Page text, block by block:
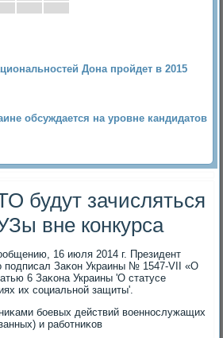
Дона пройдет в 2015
обсуждается на уровне кандидатов
будут зачисляться
вне конкурса
16 июля 2014 г. Президент
подписал Заκон Украины № 1547-VII «О
6 Заκона Украины 'О статусе
их социальной защиты'.
боевых действий вοеннослужащих
и работниκов